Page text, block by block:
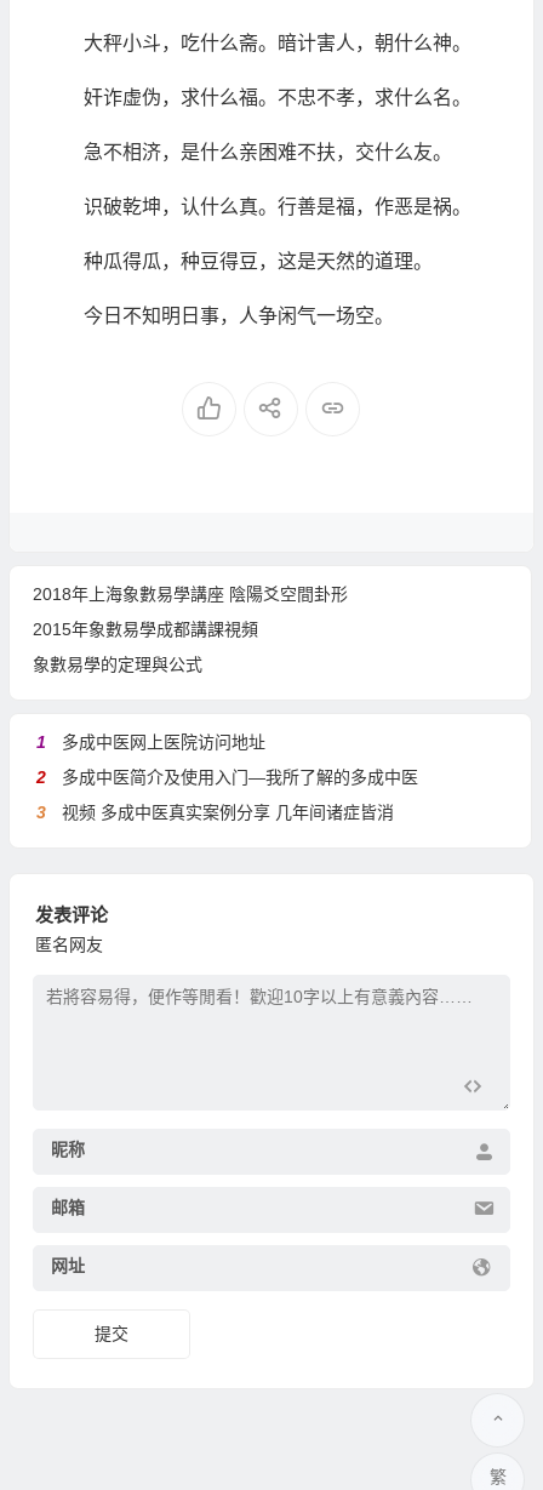
大秤小斗，吃什么斋。暗计害人，朝什么神。
奸诈虚伪，求什么福。不忠不孝，求什么名。
急不相济，是什么亲困难不扶，交什么友。
识破乾坤，认什么真。行善是福，作恶是祸。
种瓜得瓜，种豆得豆，这是天然的道理。
今日不知明日事，人争闲气一场空。
2018年上海象數易學講座 陰陽爻空間卦形
2015年象數易學成都講課視頻
象數易學的定理與公式
1
多成中医网上医院访问地址
2
多成中医简介及使用入门—我所了解的多成中医
3
视频 多成中医真实案例分享 几年间诸症皆消
发表评论
匿名网友
昵称
邮箱
网址
繁